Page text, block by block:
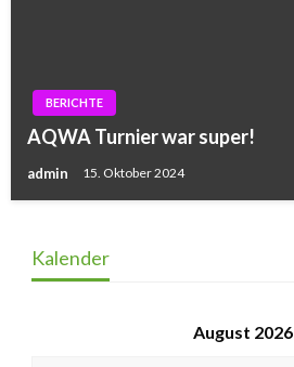
BERICHTE
AQWA Turnier war super!
admin 15. Oktober 2024
Kalender
August 2026